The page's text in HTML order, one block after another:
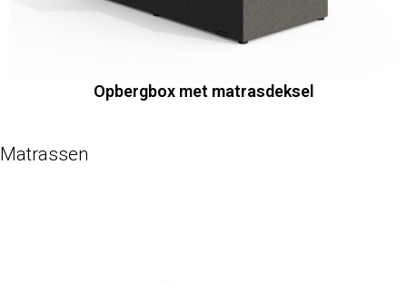
Opbergbox met matrasdeksel
Matrassen